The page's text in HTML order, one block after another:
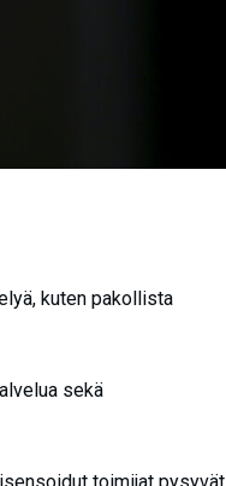
kuten pakollista
sekä
toimijat pysyvät